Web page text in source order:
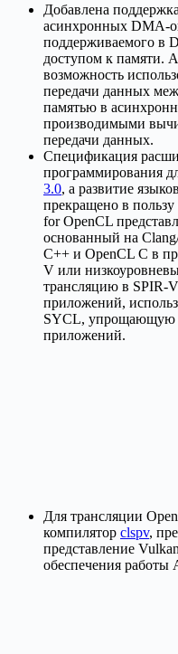
Добавлена
асинхронных DMA-
поддерживаемого в
доступом к памяти.
возможность
передачи данных
памятью в
производимыми
передачи данных.
Спецификация
программирования
3.0, а развитие
прекращено в
for OpenCL
основанный на
C++ и OpenCL C в
V или
трансляцию в SPIR-
приложений,
SYCL, упрощающую
приложений.
Для трансляции
компилятор clspv,
представление
обеспечения работы